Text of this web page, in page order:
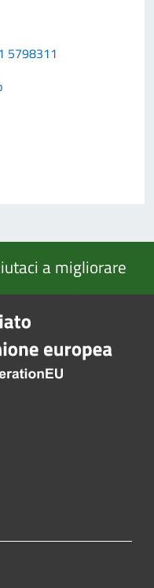
5798311
a migliorare